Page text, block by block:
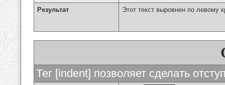
Результат
Этот текст выровнен по левому
Тег [indent] позволяет сделать